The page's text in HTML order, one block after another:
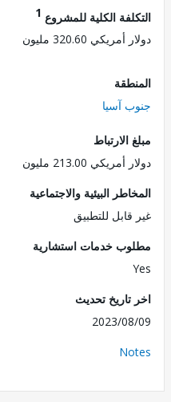
الكلية للمشروع1
320.60 مليون
آسيا
213.00 مليون
فئة
A
البيئية والاجتماعية
للتطبيق
31
خدمات استشارية
تحديث
2023/